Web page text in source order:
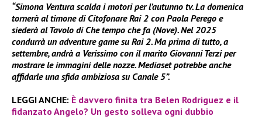
“Simona Ventura scalda i motori per l’autunno tv. La domenica
tornerà al timone di Citofonare Rai 2 con Paola Perego e
siederà al Tavolo di Che tempo che fa (Nove). Nel 2025
condurrà un adventure game su Rai 2. Ma prima di tutto, a
settembre, andrà a Verissimo con il marito Giovanni Terzi per
mostrare le immagini delle nozze. Mediaset potrebbe anche
affidarle una sfida ambiziosa su Canale 5”.
LEGGI ANCHE: È davvero finita tra Belen Rodriguez e il
fidanzato Angelo? Un gesto solleva ogni dubbio